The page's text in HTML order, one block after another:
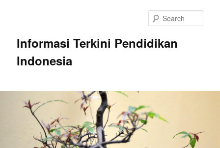
Informasi Terkini Pendidikan
Indonesia